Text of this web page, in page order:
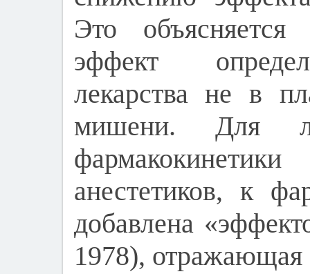
Это
эффект
лекарства не в
мишени. Для
анестетиков, к
добавлена
1978), отражающая